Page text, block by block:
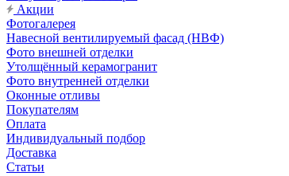
Акции
Фотогалерея
Навесной вентилируемый фасад (НВФ)
Фото внешней отделки
Утолщённый керамогранит
Фото внутренней отделки
Оконные отливы
Покупателям
Оплата
Индивидуальный подбор
Доставка
Статьи